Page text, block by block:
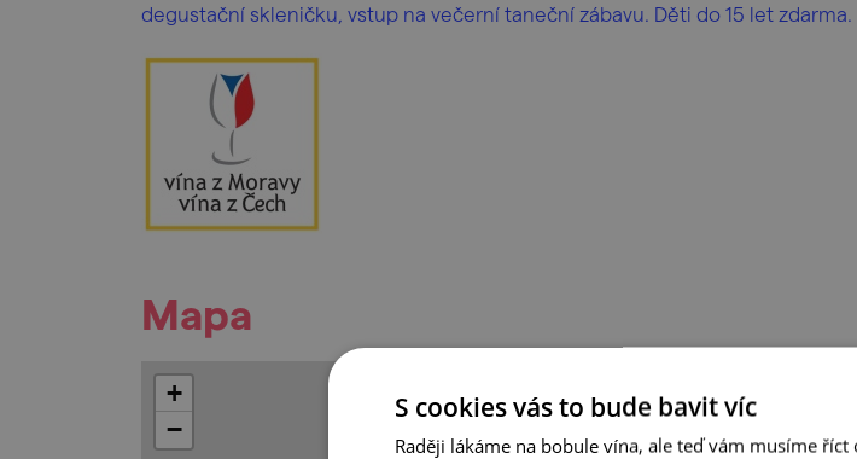
degustační skleničku, vstup na večerní taneční zábavu. Děti do 15 let zdarma.
Mapa
+
−
S cookies vás to bude bavit víc
Raději lákáme na bobule vína, ale teď vám musíme